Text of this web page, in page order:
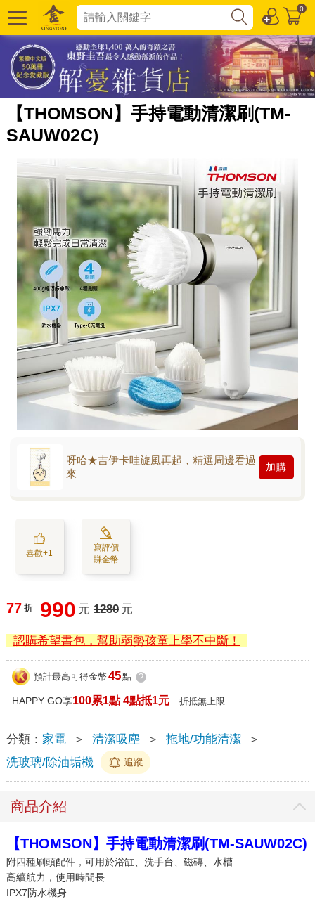
0
【THOMSON】手持電動清潔刷(TM-
SAUW02C)
呀哈★吉伊卡哇旋風再起，精選周邊看過
來
加購
喜歡+1
寫評價
賺金幣
77 折 990 元 1280 元
認購希望書包，幫助弱勢孩童上學不中斷！
預計最高可得金幣 45點 ?
HAPPY GO享100累1點 4點抵1元 折抵無上限
分類： 家電 ＞ 清潔吸塵 ＞ 拖地/功能清潔
＞
洗玻璃/除油垢機
追蹤
商品介紹
【THOMSON】手持電動清潔刷(TM-SAUW02C)
附四種刷頭配件，可用於浴缸、洗手台、磁磚、水槽
高續航力，使用時間長
IPX7防水機身